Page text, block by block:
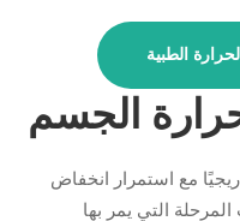
الطبية
الجسم
مع استمرار انخفاض
التي يمر بها